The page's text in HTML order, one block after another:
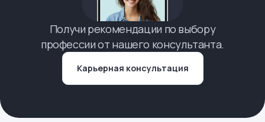
Получи рекомендации по выбору
профессии от нашего консультанта.
Карьерная консультация